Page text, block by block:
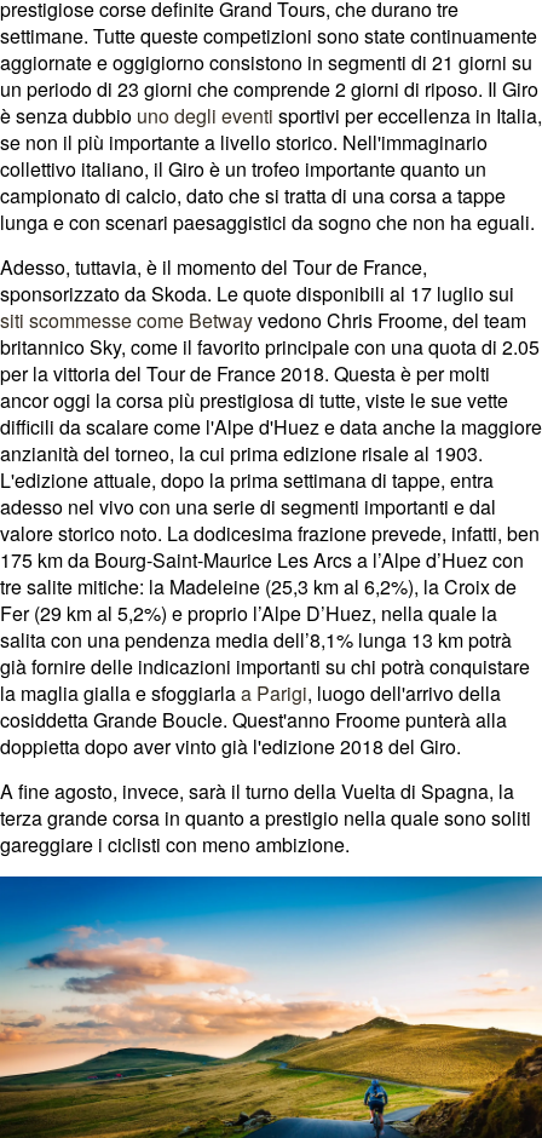
prestigiose corse definite Grand Tours, che durano tre
settimane. Tutte queste competizioni sono state continuamente
aggiornate e oggigiorno consistono in segmenti di 21 giorni su
un periodo di 23 giorni che comprende 2 giorni di riposo. Il Giro
è senza dubbio uno degli eventi sportivi per eccellenza in Italia,
se non il più importante a livello storico. Nell'immaginario
collettivo italiano, il Giro è un trofeo importante quanto un
campionato di calcio, dato che si tratta di una corsa a tappe
lunga e con scenari paesaggistici da sogno che non ha eguali.
Adesso, tuttavia, è il momento del Tour de France,
sponsorizzato da Skoda. Le quote disponibili al 17 luglio sui
siti scommesse come Betwayvedono Chris Froome, del team
britannico Sky, come il favorito principale con una quota di 2.05
per la vittoria del Tour de France 2018. Questa è per molti
ancor oggi la corsa più prestigiosa di tutte, viste le sue vette
difficili da scalare come l'Alpe d'Huez e data anche la maggiore
anzianità del torneo, la cui prima edizione risale al 1903.
L'edizione attuale, dopo la prima settimana di tappe, entra
adesso nel vivo con una serie di segmenti importanti e dal
valore storico noto. La dodicesima frazione prevede, infatti, ben
175 km da Bourg-Saint-Maurice Les Arcs a l’Alpe d’Huez con
tre salite mitiche: la Madeleine (25,3 km al 6,2%), la Croix de
Fer (29 km al 5,2%) e proprio l’Alpe D’Huez, nella quale la
salita con una pendenza media dell’8,1% lunga 13 km potrà
già fornire delle indicazioni importanti su chi potrà conquistare
la maglia gialla e sfoggiarlaa Parigi, luogo dell'arrivo della
cosiddetta Grande Boucle. Quest'anno Froome punterà alla
doppietta dopo aver vinto già l'edizione 2018 del Giro.
A fine agosto, invece, sarà il turno della Vuelta di Spagna, la
terza grande corsa in quanto a prestigio nella quale sono soliti
gareggiare i ciclisti con meno ambizione.